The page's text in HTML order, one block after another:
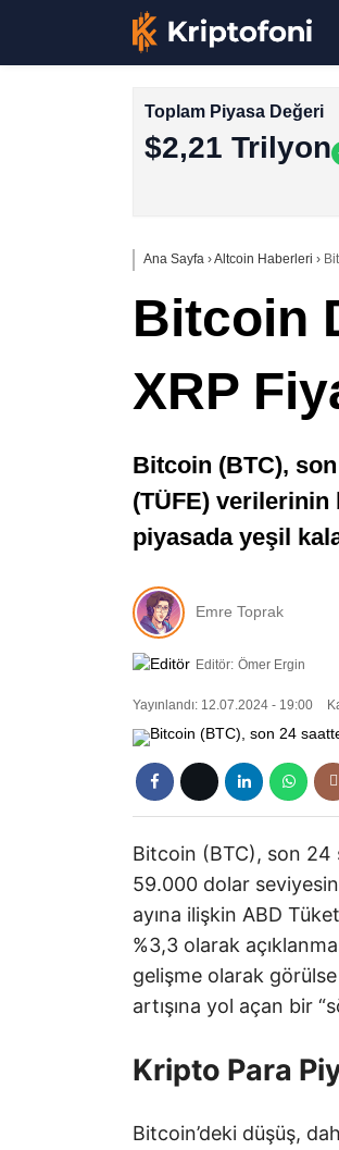
Toplam Piyasa Değeri
$2,21 Trilyon
Ana Sayfa ›Altcoin Haberleri ›
Bitcoin
XRP
Bitcoin (BTC),
(TÜFE) verilerinin
piyasada yeşil
Emre Toprak
Editör: Ömer Ergin
Yayınlandı: 12.07.2024 - 19:00
Bitcoin (BTC), son 24
59.000 dolar
ayına ilişkin ABD
%3,3 olarak
gelişme olarak
artışına yol açan bir
Kripto Para
Bitcoin’deki düşüş,